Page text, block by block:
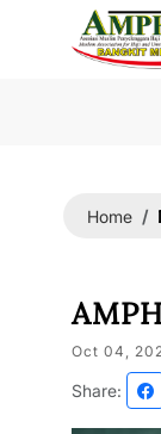
Home
Oct 04,
Share: